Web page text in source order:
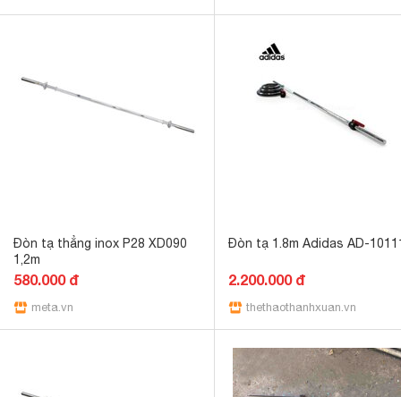
Đòn tạ thẳng inox P28 XD090
1,2m
580.000 đ
meta.vn
Đòn tạ 1.8m Adidas AD-
2.200.000 đ
thethaothanhxuan.vn